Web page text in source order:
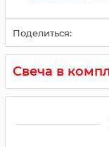
Поделиться:
Свеча в